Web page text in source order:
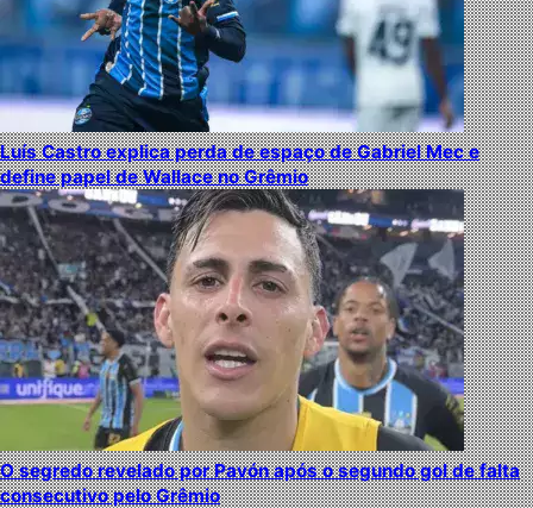
Luís Castro explica perda de espaço de Gabriel Mec e
define papel de Wallace no Grêmio
O segredo revelado por Pavón após o segundo gol de falta
consecutivo pelo Grêmio